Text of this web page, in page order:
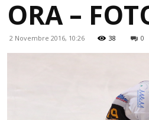
ORA –
2 Novembre 2016, 10:26 38 0